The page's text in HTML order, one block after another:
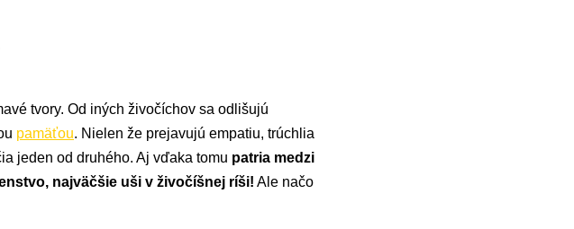
tvory. Od iných živočíchov sa odlišujú
pamäťou. Nielen že prejavujú empatiu, trúchlia
jeden od druhého. Aj vďaka tomu patria medzi
najväčšie uši v živočíšnej ríši! Ale načo